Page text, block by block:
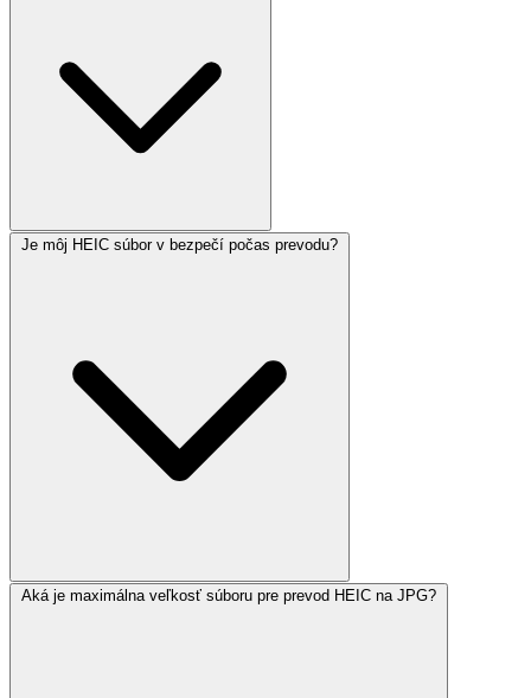
Je môj HEIC súbor v bezpečí počas prevodu?
Aká je maximálna veľkosť súboru pre prevod HEIC na JPG?